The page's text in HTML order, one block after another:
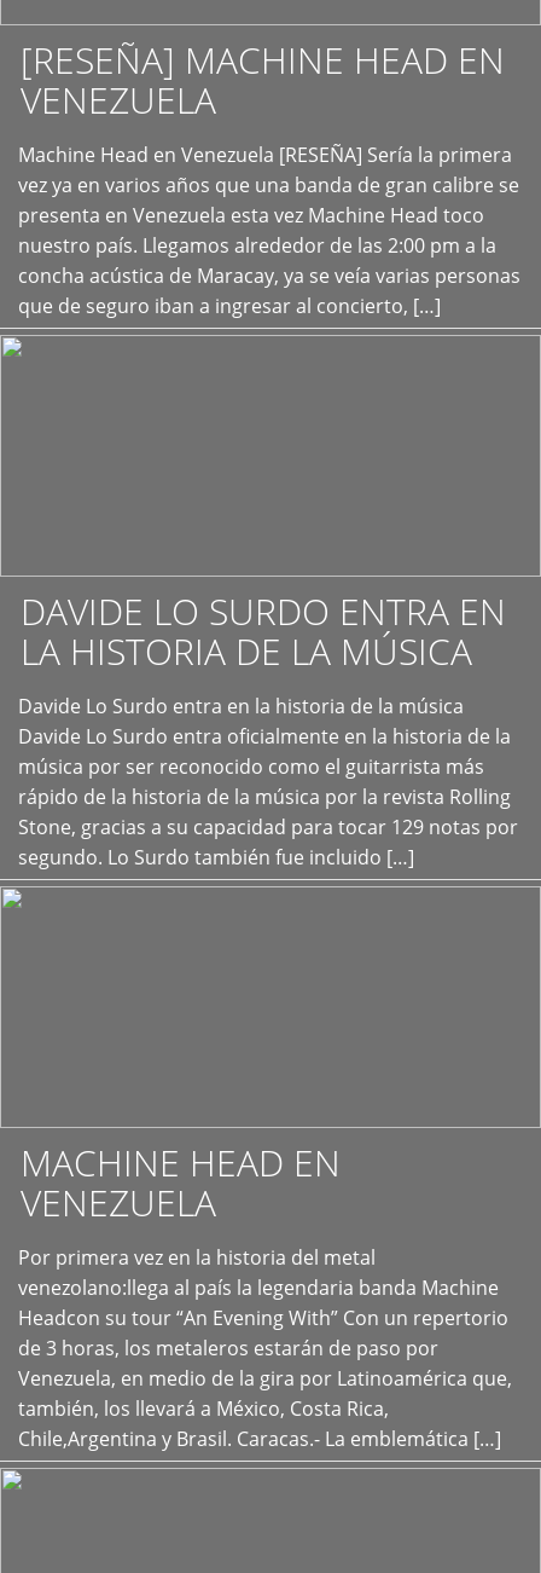
[RESEÑA] MACHINE HEAD EN
VENEZUELA
Machine Head en Venezuela [RESEÑA] Sería la primera
vez ya en varios años que una banda de gran calibre se
presenta en Venezuela esta vez Machine Head toco
nuestro país. Llegamos alrededor de las 2:00 pm a la
concha acústica de Maracay, ya se veía varias personas
que de seguro iban a ingresar al concierto, […]
+
DAVIDE LO SURDO ENTRA EN
LA HISTORIA DE LA MÚSICA
Davide Lo Surdo entra en la historia de la música
Davide Lo Surdo entra oficialmente en la historia de la
música por ser reconocido como el guitarrista más
rápido de la historia de la música por la revista Rolling
Stone, gracias a su capacidad para tocar 129 notas por
segundo. Lo Surdo también fue incluido […]
+
MACHINE HEAD EN
VENEZUELA
Por primera vez en la historia del metal
venezolano:llega al país la legendaria banda Machine
Headcon su tour “An Evening With” Con un repertorio
de 3 horas, los metaleros estarán de paso por
Venezuela, en medio de la gira por Latinoamérica que,
también, los llevará a México, Costa Rica,
Chile,Argentina y Brasil. Caracas.- La emblemática […]
+